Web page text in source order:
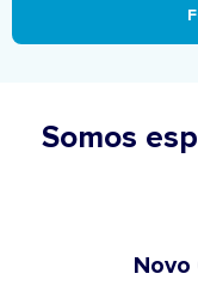
Somos